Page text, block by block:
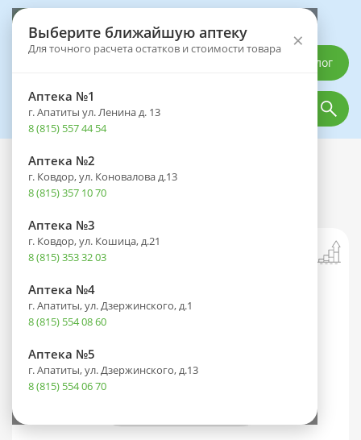
Выберите ближайшую аптеку
Для точного расчета остатков и стоимости товара ×
Аптека №1
г. Апатиты ул. Ленина д. 13
8 (815) 557 44 54
Аптека №2
г. Ковдор, ул. Коновалова д.13
8 (815) 357 10 70
Аптека №3
г. Ковдор, ул. Кошица, д.21
8 (815) 353 32 03
Аптека №4
г. Апатиты, ул. Дзержинского, д.1
8 (815) 554 08 60
Аптека №5
г. Апатиты, ул. Дзержинского, д.13
8 (815) 554 06 70
Каталог
Каталог Товары
Проспан фл.(р-р д/приема внутрь)
100мл №1 (скидка 14% кратно 7уп.)